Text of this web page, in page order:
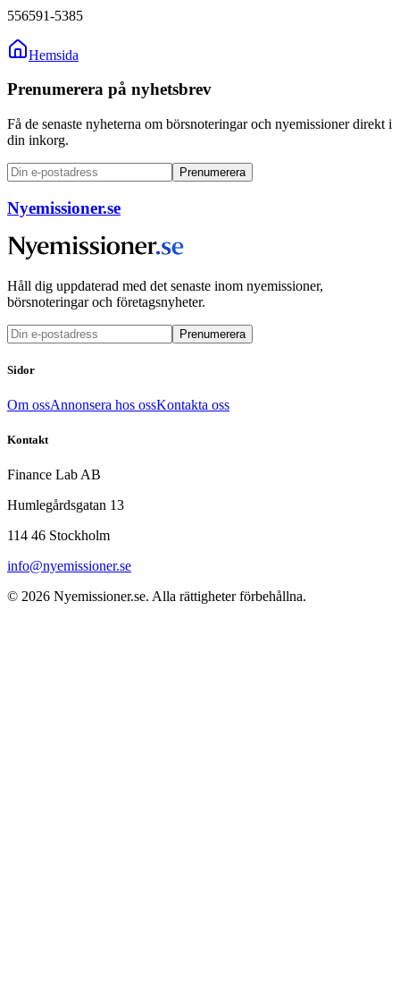
556591-5385
Hemsida
Prenumerera på nyhetsbrev
Få de senaste nyheterna om börsnoteringar och nyemissioner direkt i
din inkorg.
Prenumerera
Nyemissioner.se
Håll dig uppdaterad med det senaste inom nyemissioner,
börsnoteringar och företagsnyheter.
Prenumerera
Sidor
Om ossAnnonsera hos ossKontakta oss
Kontakt
Finance Lab AB
Humlegårdsgatan 13
114 46 Stockholm
info@nyemissioner.se
© 2026 Nyemissioner.se. Alla rättigheter förbehållna.